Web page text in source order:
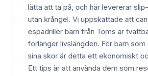
lätta att ta på, och här levererar
utan krångel. Vi uppskattade att
espadriller barn från Toms är
förlänger livslängden. För barn
sina skor är detta ett ekonomiskt
Ett tips är att använda dem som